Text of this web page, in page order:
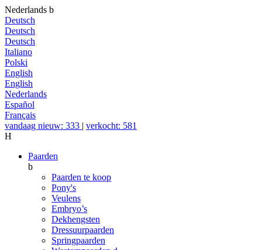
Nederlands b
Deutsch
Deutsch
Deutsch
Italiano
Polski
English
English
Nederlands
Español
Français
vandaag nieuw: 333 | verkocht: 581
H
Paarden
b
Paarden te koop
Pony's
Veulens
Embryo’s
Dekhengsten
Dressuurpaarden
Springpaarden